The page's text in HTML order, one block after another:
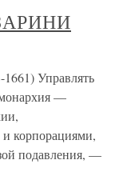
Управлять
—
корпорациями,
подавления, —